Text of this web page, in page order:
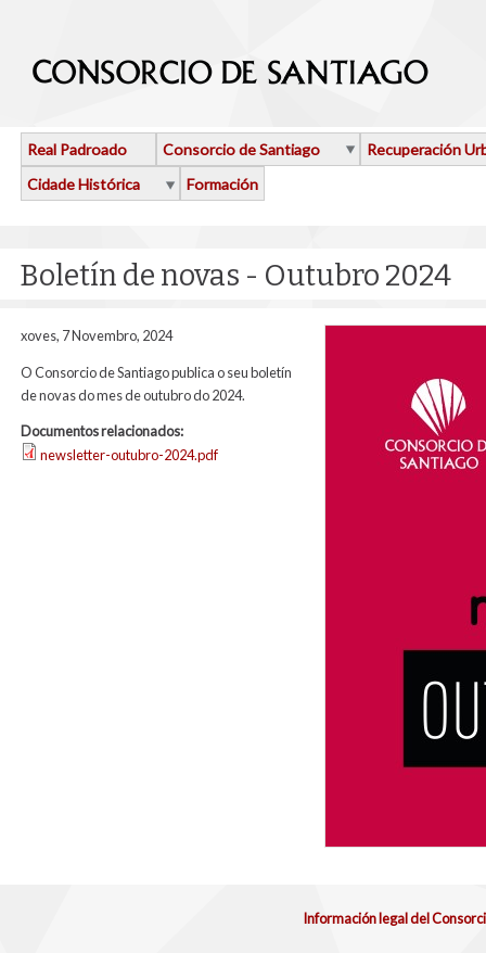
Real Padroado Consorcio de Santiago
Recuperación
Cidade Histórica
Formación
Boletín de novas - Outubro 2024
xoves, 7 Novembro, 2024
O Consorcio de Santiago publica o seu boletín
de novas do mes de outubro do 2024.
Documentos relacionados:
newsletter-outubro-2024.pdf
Información legal del